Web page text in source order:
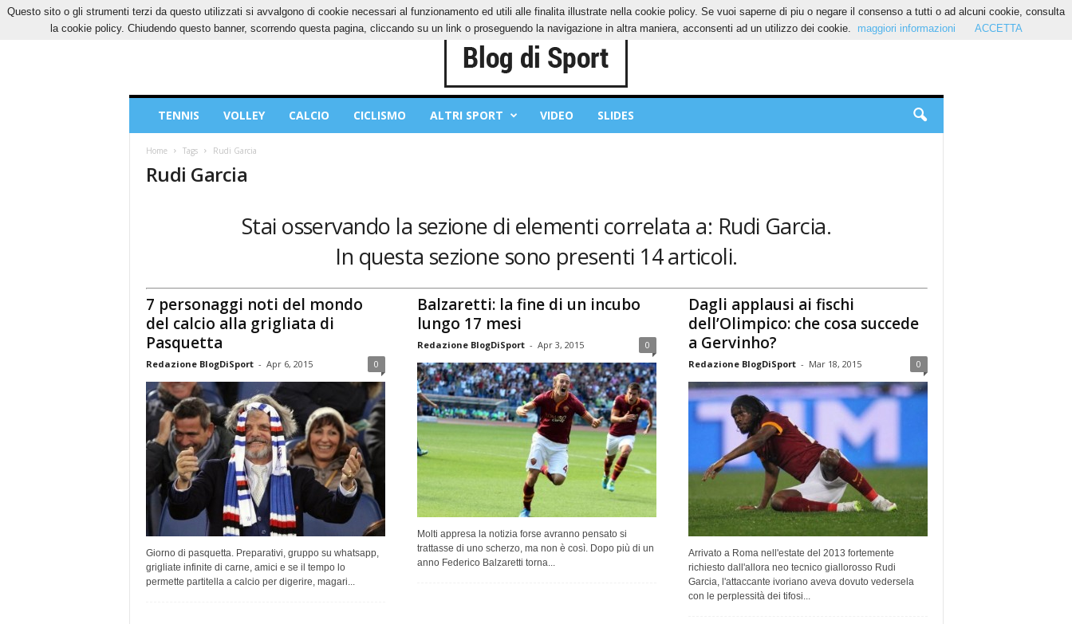
SABATO, 8 AGOSTO 2026 CONTATTI COOKIES PRIVACY POLICY
Sport
TENNIS VOLLEY CALCIO CICLISMO ALTRI SPORT VIDEO SLIDES
Home Tags Rudi Garcia
Rudi Garcia
Stai osservando la sezione di elementi correlata a: Rudi Garcia.
In questa sezione sono presenti 14 articoli.
7 personaggi noti del mondo
del calcio alla grigliata di
Pasquetta
Redazione BlogDiSport - Apr 6, 2015 0
Giorno di pasquetta. Preparativi, gruppo su whatsapp,
grigliate infinite di carne, amici e se il tempo lo
permette partitella a calcio per digerire, magari...
Balzaretti: la fine di un incubo
lungo 17 mesi
Redazione BlogDiSport - Apr 3, 2015 0
Molti appresa la notizia forse avranno pensato si
trattasse di uno scherzo, ma non è così. Dopo più di un
anno Federico Balzaretti torna...
Dagli applausi ai fischi
dell’Olimpico: che cosa succede
a Gervinho?
Redazione BlogDiSport - Mar 18, 2015 0
Arrivato a Roma nell'estate del 2013 fortemente
richiesto dall'allora neo tecnico giallorosso Rudi
Garcia, l'attaccante ivoriano aveva dovuto vedersela
con le perplessità dei tifosi...
Questo sito o gli strumenti terzi da questo utilizzati si avvalgono di cookie necessari al funzionamento ed utili alle finalita illustrate nella cookie policy. Se vuoi saperne di piu o negare il consenso a tutti o ad alcuni cookie, consulta
la cookie policy. Chiudendo questo banner, scorrendo questa pagina, cliccando su un link o proseguendo la navigazione in altra maniera, acconsenti ad un utilizzo dei cookie.
maggiori informazioni ACCETTA